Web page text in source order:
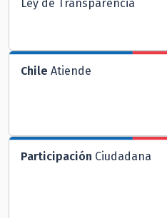
Ley de Transparencia
Chile Atiende
Participación Ciudadana